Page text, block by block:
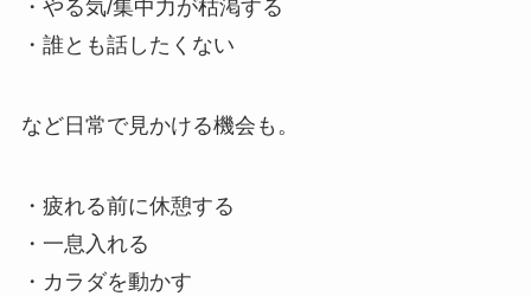
・やる気/集中力が枯渇する
・誰とも話したくない
など日常で見かける機会も。
・疲れる前に休憩する
・一息入れる
・カラダを動かす